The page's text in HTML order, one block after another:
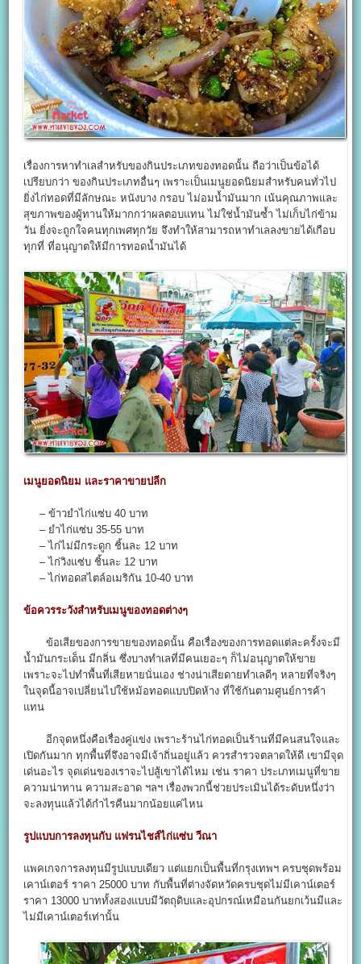
เรื่องการหาทำเลสำหรับของกินประเภทของทอดนั้น ถือว่าเป็นข้อได้
เปรียบกว่า ของกินประเภทอื่นๆ เพราะเป็นเมนูยอดนิยมสำหรับคนทั่วไป
ยิ่งไก่ทอดที่มีลักษณะ หนังบาง กรอบ ไม่อมน้ำมันมาก เน้นคุณภาพและ
สุขภาพของผู้ทานให้มากกว่าผลตอบแทน ไม่ใช่น้ำมันซ้ำ ไม่เก็บไก่ข้าม
วัน ยิ่งจะถูกใจคนทุกเพศทุกวัย จึงทำให้สามารถหาทำเลลงขายได้เกือบ
ทุกที่ ที่อนุญาตให้มีการทอดน้ำมันได้
เมนูยอดนิยม และราคาขายปลีก
– ข้าวยำไก่แซ่บ 40 บาท
– ยำไก่แซ่บ 35-55 บาท
– ไก่ไม่มีกระดูก ชิ้นละ 12 บาท
– ไก่วิงแซ่บ ชิ้นละ 12 บาท
– ไก่ทอดสไตล์อเมริกัน 10-40 บาท
ข้อควรระวังสำหรับเมนูของทอดต่างๆ
ข้อเสียของการขายของทอดนั้น คือเรื่องของการทอดแต่ละครั้งจะมี
น้ำมันกระเด็น มีกลิ่น ซึ่งบางทำเลที่มีคนเยอะๆ ก็ไม่อนุญาตให้ขาย
เพราะจะไปทำพื้นที่เสียหายนั่นเอง ช่างน่าเสียดายทำเลดีๆ หลายที่จริงๆ
ในจุดนี้อาจเปลี่ยนไปใช้หม้อทอดแบบปิดห้าง ที่ใช้กันตามศูนย์การค้า
แทน
อีกจุดหนึ่งคือเรื่องคู่แข่ง เพราะร้านไก่ทอดเป็นร้านที่มีคนสนใจและ
เปิดกันมาก ทุกพื้นที่จึงอาจมีเจ้าถิ่นอยู่แล้ว ควรสำรวจตลาดให้ดี เขามีจุด
เด่นอะไร จุดเด่นของเราจะไปสู้เขาได้ไหม เช่น ราคา ประเภทเมนูที่ขาย
ความน่าทาน ความสะอาด ฯลฯ เรื่องพวกนี้ช่วยประเมินได้ระดับหนึ่งว่า
จะลงทุนแล้วได้กำไรคืนมากน้อยแค่ไหน
รูปแบบการลงทุนกับ แฟรนไชส์ไก่แซ่บ วีณา
แพคเกจการลงทุนมีรูปแบบเดียว แต่แยกเป็นพื้นที่กรุงเทพฯ ครบชุดพร้อม
เคาน์เตอร์ ราคา 25000 บาท กับพื้นที่ต่างจัดหวัดครบชุดไม่มีเคาน์เตอร์
ราคา 13000 บาททั้งสองแบบมีวัตถุดิบและอุปกรณ์เหมือนกันยกเว้นมีและ
ไม่มีเคาน์เตอร์เท่านั้น